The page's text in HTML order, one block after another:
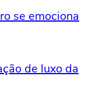
se emociona
de luxo da